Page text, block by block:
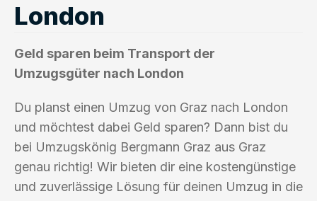
London
Geld sparen beim Transport der
Umzugsgüter nach London
Du planst einen Umzug von Graz nach London
und möchtest dabei Geld sparen? Dann bist du
bei Umzugskönig Bergmann Graz aus Graz
genau richtig! Wir bieten dir eine kostengünstige
und zuverlässige Lösung für deinen Umzug in die